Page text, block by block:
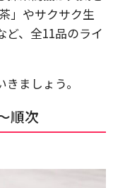
」やサクサク生
ど、全11品のライ
ましょう。
順次